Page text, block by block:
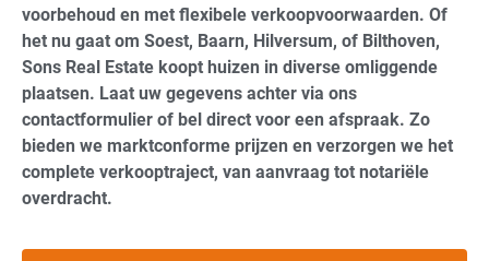
voorbehoud en met flexibele verkoopvoorwaarden. Of
het nu gaat om Soest, Baarn, Hilversum, of Bilthoven,
Sons Real Estate koopt huizen in diverse omliggende
plaatsen. Laat uw gegevens achter via ons
contactformulier of bel direct voor een afspraak. Zo
bieden we marktconforme prijzen en verzorgen we het
complete verkooptraject, van aanvraag tot notariële
overdracht.